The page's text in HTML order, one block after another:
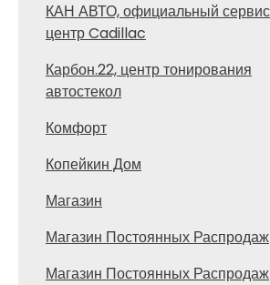
КАН АВТО, официальный
центр Cadillac
Карбон.22, центр тонирования
автостекол
Комфорт
Копейкин Дом
Магазин
Магазин Постоянных Распродаж
Магазин Постоянных Распродаж